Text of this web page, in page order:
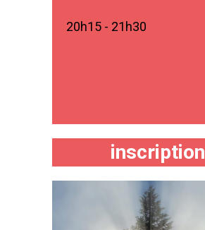
20h15 - 21h30
inscription